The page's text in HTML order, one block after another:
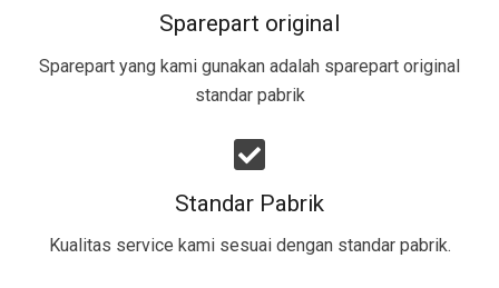
Sparepart original
Sparepart yang kami gunakan adalah sparepart original
standar pabrik​
Standar Pabrik
Kualitas service kami sesuai dengan standar pabrik.